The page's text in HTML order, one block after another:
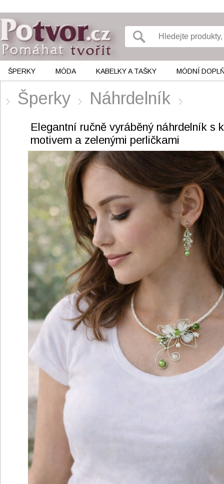
ŠPERKY MÓDA KABELKY A TAŠKY MÓDNÍ
Šperky Náhrdelník
Elegantní ručně vyráběný náhrdelník s
motivem a zelenými perličkami